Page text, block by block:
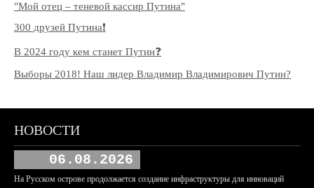
"Мой отец – теневой кассир Путина"
300 друзей Путина❗️
В 2024 году кем станет Путин❓
Выборы 2018! Наш лидер Владимир Владимирович Путин?
НОВОСТИ
06.08.2026
На Русском острове продолжается создание инфраструктуры для инноваций